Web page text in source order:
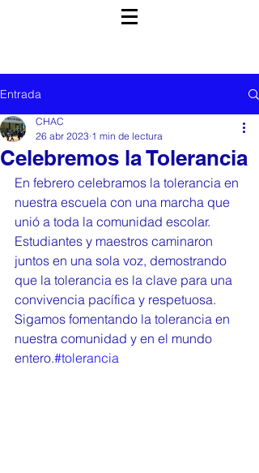
Entrada
Celebremos la Tolerancia
CHAC
26 abr 2023 1 min de lectura
En febrero celebramos la tolerancia en
nuestra escuela con una marcha que
unió a toda la comunidad escolar.
Estudiantes y maestros caminaron
juntos en una sola voz, demostrando
que la tolerancia es la clave para una
convivencia pacífica y respetuosa.
Sigamos fomentando la tolerancia en
nuestra comunidad y en el mundo
entero.#tolerancia